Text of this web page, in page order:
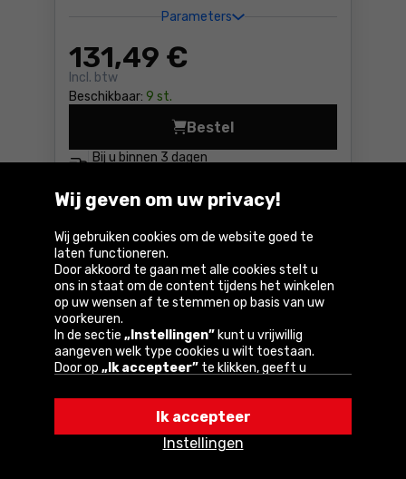
Parameters
131,49 €
Incl. btw
Beschikbaar: 9 st.
Bij u binnen 3 dagen
Bestel
Klopboor-/schroefmachine
Boor-schroefmachine Metabo
PowerMaxx Basic
Vergelijk
Wij geven om uw privacy!
Wij gebruiken cookies om de website goed te
laten functioneren.
Door akkoord te gaan met alle cookies stelt u
ons in staat om de content tijdens het winkelen
op uw wensen af te stemmen op basis van uw
voorkeuren.
In de sectie „Instellingen” kunt u vrijwillig
aangeven welk type cookies u wilt toestaan.
Door op „Ik accepteer” te klikken, geeft u
volgens de instellingen van uw browser.
U kunt uw keuze te allen tijde wijzigen door op
„Instellingen”in het cookiebeleid te klikken.
Een van onze partners is Google.
Instellingen
Ik accepteer